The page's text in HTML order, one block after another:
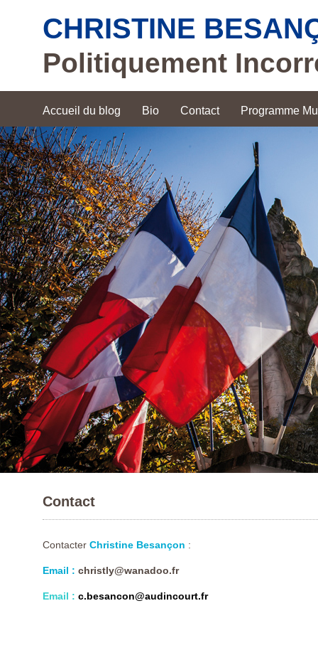
CHRISTINE
Politiquement
Accueil du blog Bio Contact Programme
Contact
Contacter Christine Besançon :
Email : christly@wanadoo.fr
Email : c.besancon@audincourt.fr